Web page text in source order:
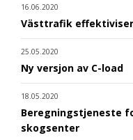
16.06.2020
Västtrafik
25.05.2020
Ny versjon av C-load
18.05.2020
Beregningstjeneste
skogsenter